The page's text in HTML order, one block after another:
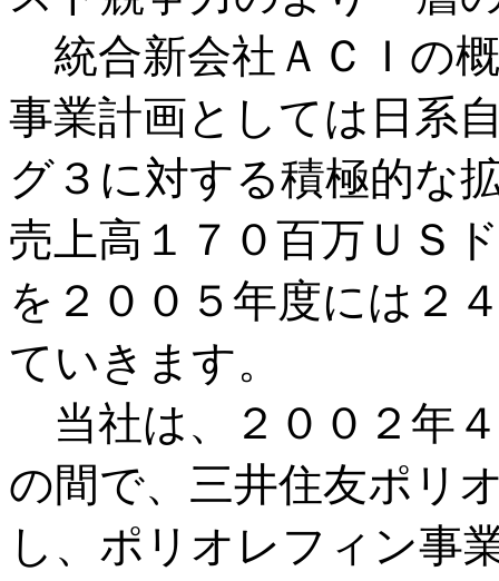
統合新会社ＡＣＩの
事業計画としては日系
グ３に対する積極的な
売上高１７０百万ＵＳ
を２００５年度には２
ていきます。
当社は、２００２年
の間で、三井住友ポリ
し、ポリオレフィン事